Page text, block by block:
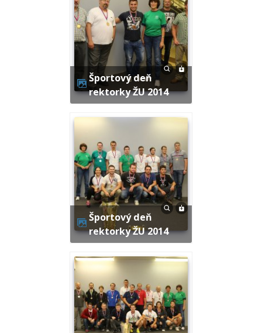
Športový deň
rektorky ŽU 2014
Športový deň
rektorky ŽU 2014